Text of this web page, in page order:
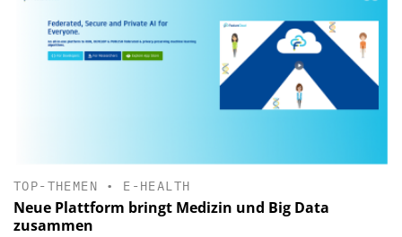
TOP-THEMEN • E-HEALTH
Neue Plattform bringt Medizin und Big Data
zusammen